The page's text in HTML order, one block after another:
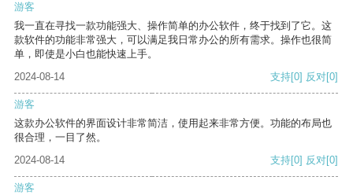
游客
我一直在寻找一款功能强大、操作简单的办公软件，终于找到了它。这
款软件的功能非常强大，可以满足我日常办公的所有需求。操作也很简
单，即使是小白也能快速上手。
2024-08-14
支持[0] 反对[0]
游客
这款办公软件的界面设计非常简洁，使用起来非常方便。功能的布局也
很合理，一目了然。
2024-08-14
支持[0] 反对[0]
游客